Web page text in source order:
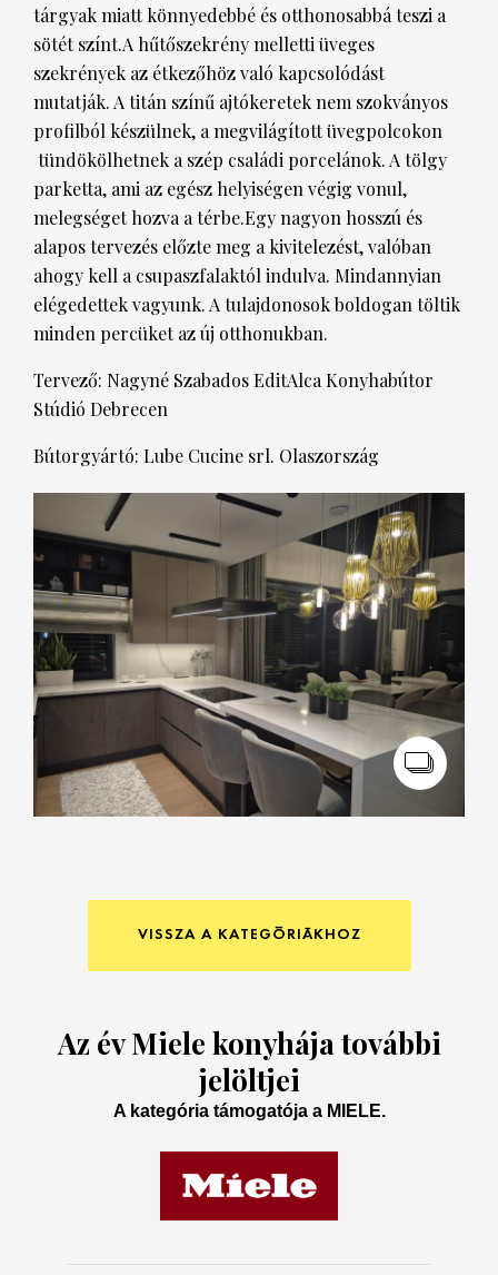
tárgyak miatt könnyedebbé és otthonosabbá teszi a
sötét színt.A hűtőszekrény melletti üveges
szekrények az étkezőhöz való kapcsolódást
mutatják. A titán színű ajtókeretek nem szokványos
profilból készülnek, a megvilágított üvegpolcokon
tündökölhetnek a szép családi porcelánok. A tölgy
parketta, ami az egész helyiségen végig vonul,
melegséget hozva a térbe.Egy nagyon hosszú és
alapos tervezés előzte meg a kivitelezést, valóban
ahogy kell a csupaszfalaktól indulva. Mindannyian
elégedettek vagyunk. A tulajdonosok boldogan töltik
minden percüket az új otthonukban.
Tervező: Nagyné Szabados EditAlca Konyhabútor
Stúdió Debrecen
Bútorgyártó: Lube Cucine srl. Olaszország
VISSZA A KATEGÓRIÁKHOZ
Az év Miele konyhája további
jelöltjei
A kategória támogatója a MIELE.